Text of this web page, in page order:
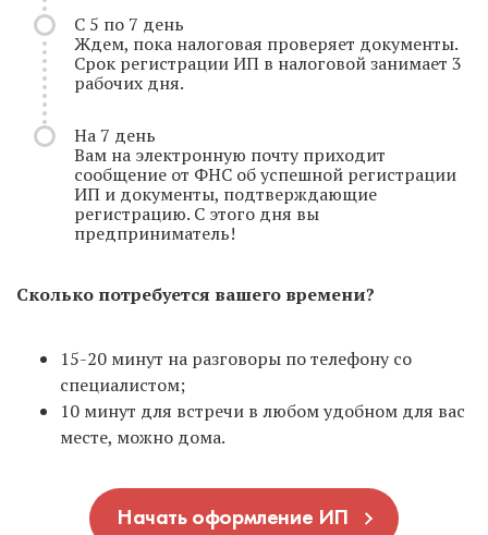
С 5 по 7 день
Ждем, пока налоговая проверяет документы.
Срок регистрации ИП в налоговой занимает 3
рабочих дня.
На 7 день
Вам на электронную почту приходит
сообщение от ФНС об успешной регистрации
ИП и документы, подтверждающие
регистрацию. С этого дня вы
предприниматель!
Сколько потребуется вашего времени?
15-20 минут на разговоры по телефону со
специалистом;
10 минут для встречи в любом удобном для вас
месте, можно дома.
Начать оформление ИП